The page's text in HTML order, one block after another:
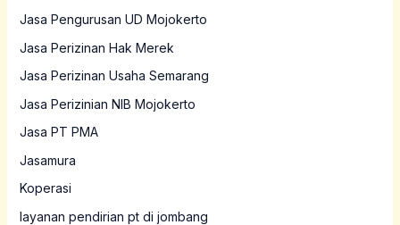
Jasa Pengurusan UD Mojokerto
Jasa Perizinan Hak Merek
Jasa Perizinan Usaha Semarang
Jasa Perizinian NIB Mojokerto
Jasa PT PMA
Jasamura
Koperasi
layanan pendirian pt di jombang